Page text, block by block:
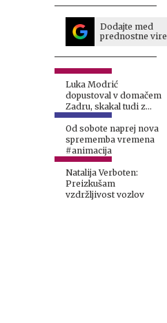
Dodajte med
prednostne vire
Luka Modrić
dopustoval v domačem
Zadru, skakal tudi z
najvišje skakalnice
Od sobote naprej nova
sprememba vremena
#animacija
Natalija Verboten:
Preizkušam
vzdržljivost vozlov